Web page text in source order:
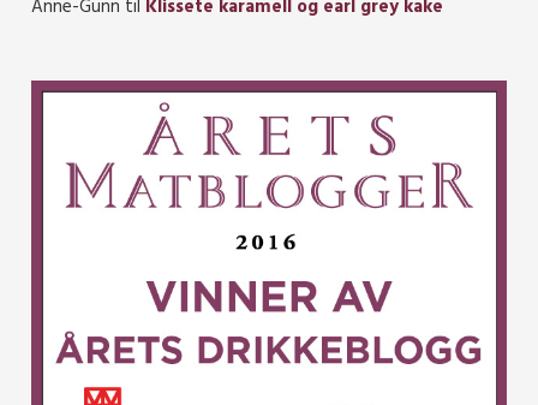
Anne-Gunn til Klissete karamell og earl grey kake